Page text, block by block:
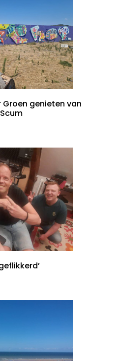
Groen genieten van